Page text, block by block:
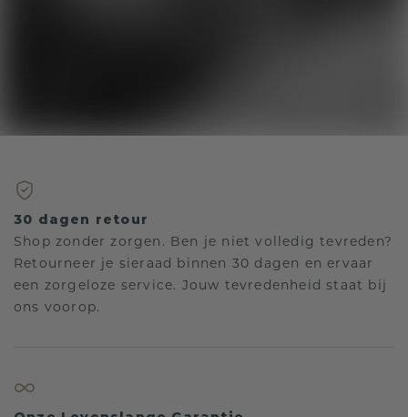
30 dagen retour
Shop zonder zorgen. Ben je niet volledig tevreden?
Retourneer je sieraad binnen 30 dagen en ervaar
een zorgeloze service. Jouw tevredenheid staat bij
ons voorop.